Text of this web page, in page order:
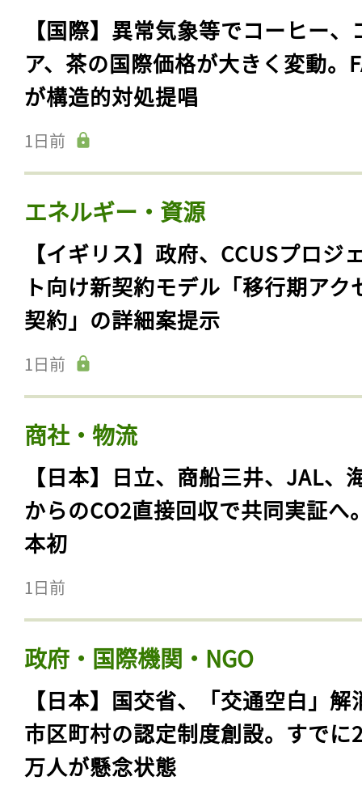
【国際】異常気象等でコーヒー、
ア、茶の国際価格が大きく変動。
が構造的対処提唱
1日前
エネルギー・資源
【イギリス】政府、CCUSプロジ
ト向け新契約モデル「移行期アク
契約」の詳細案提示
1日前
商社・物流
【日本】日立、商船三井、JAL、
からのCO2直接回収で共同実証へ
本初
1日前
政府・国際機関・NGO
【日本】国交省、「交通空白」解
市区町村の認定制度創設。すでに
万人が懸念状態